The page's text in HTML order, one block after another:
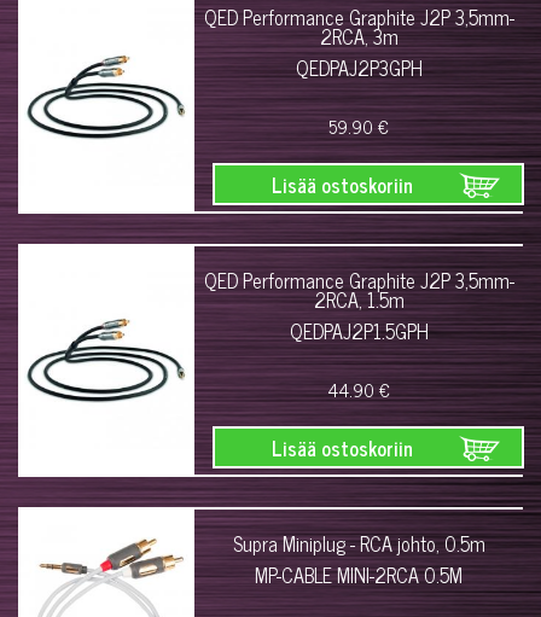
QED Performance Graphite J2P 3,5mm-
2RCA, 3m
QEDPAJ2P3GPH
59.90 €
Lisää ostoskoriin
QED Performance Graphite J2P 3,5mm-
2RCA, 1.5m
QEDPAJ2P1.5GPH
44.90 €
Lisää ostoskoriin
Supra Miniplug - RCA johto, 0.5m
MP-CABLE MINI-2RCA 0.5M